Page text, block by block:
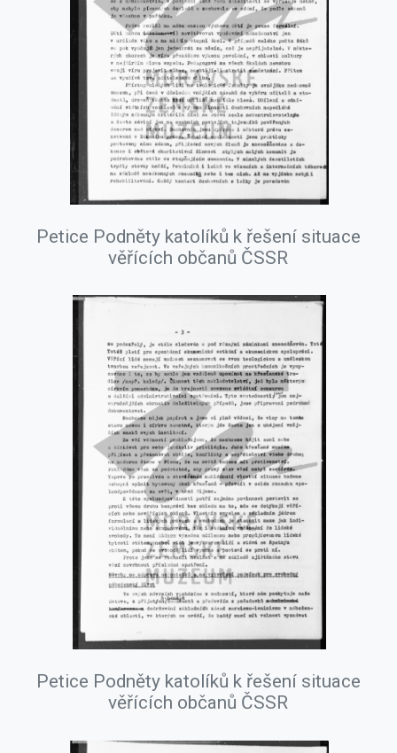
Petice Podněty katolíků k řešení situace
věřících občanů ČSSR
Petice Podněty katolíků k řešení situace
věřících občanů ČSSR